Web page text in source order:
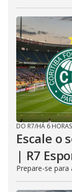
DO R7/HÁ 6 HORAS
Escale o
| R7
Prepare-se para